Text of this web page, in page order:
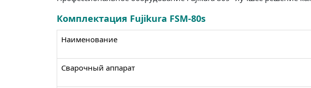
Комплектация Fujikura FSM-80s
Наименование
Сварочный аппарат